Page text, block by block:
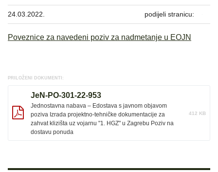
24.03.2022. podijeli stranicu:
Poveznice za navedeni poziv za nadmetanje u EOJN
PRILOŽENI DOKUMENTI:
JeN-PO-301-22-953
Jednostavna nabava – Edostava s javnom objavom
poziva Izrada projektno-tehničke dokumentacije za
zahvat klizišta uz vojarnu "1. HGZ" u Zagrebu Poziv na
dostavu ponuda
412 KB